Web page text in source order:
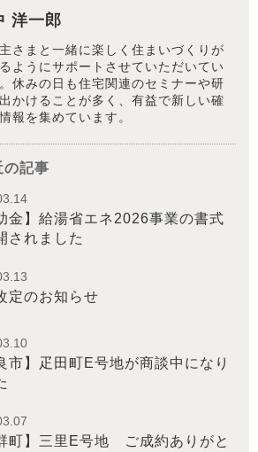
洋一郎
さまと一緒に楽しく住まいづくりが
ようにサポートさせていただいてい
休みの日も住宅関連のセミナーや研
かけることが多く、有益で新しい確
報を集めています。
の記事
金】給湯省エネ2026事業の書式
されました
定のお知らせ
市】疋田町E号地が商談中になり
町】三里E号地 ご成約ありがと